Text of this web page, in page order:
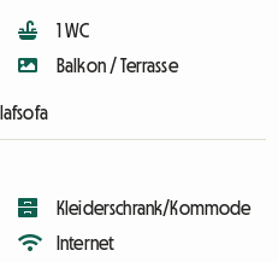
1 WC
Balkon / Terrasse
Kleiderschrank/Kommode
Internet